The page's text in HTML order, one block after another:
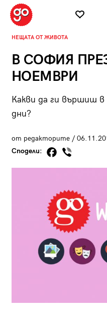
НЕЩАТА ОТ ЖИВОТА
В СОФИЯ
НОЕМВРИ
Какви да ги вършиш
дни?
от редакторите /
Сподели: